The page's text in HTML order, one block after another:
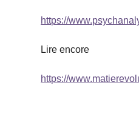
https://
Lire encore
https://